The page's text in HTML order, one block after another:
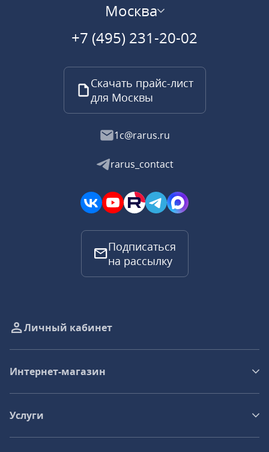
Москва
+7 (495) 231-20-02
Скачать прайс-лист
для Москвы
1c@rarus.ru
rarus_contact
Подписаться
на рассылку
Личный кабинет
Интернет-магазин
Услуги